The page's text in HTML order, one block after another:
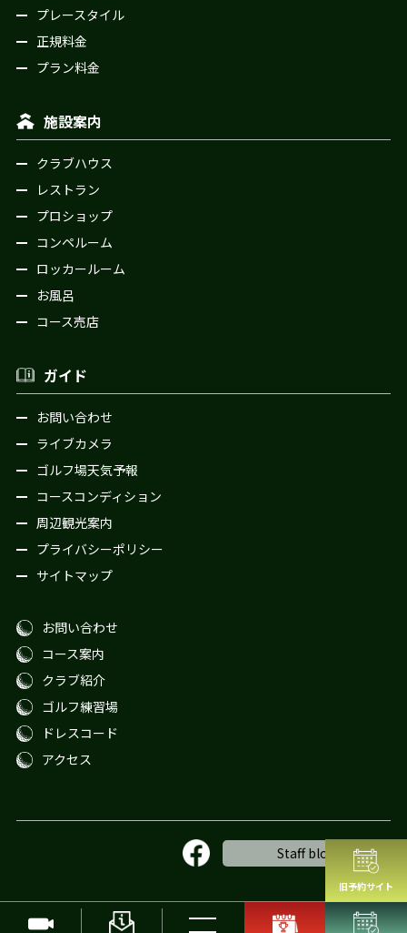
旧予約サイト
プレースタイル
正規料金
プラン料金
施設案内
クラブハウス
レストラン
プロショップ
コンペルーム
ロッカールーム
お風呂
コース売店
ガイド
お問い合わせ
ライブカメラ
ゴルフ場天気予報
コースコンディション
周辺観光案内
プライバシーポリシー
サイトマップ
お問い合わせ
コース案内
クラブ紹介
ゴルフ練習場
ドレスコード
アクセス
Staff blog